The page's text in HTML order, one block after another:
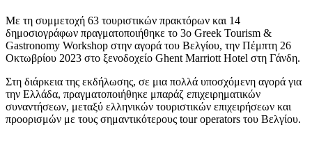
Με τη συμμετοχή 63 τουριστικών πρακτόρων και 14
δημοσιογράφων πραγματοποιήθηκε το 3ο Greek Tourism &
Gastronomy Workshop στην αγορά του Βελγίου, την Πέμπτη 26
Οκτωβρίου 2023 στο ξενοδοχείο Ghent Marriott Hotel στη Γάνδη.
Στη διάρκεια της εκδήλωσης, σε μια πολλά υποσχόμενη αγορά για
την Ελλάδα, πραγματοποιήθηκε μπαράζ επιχειρηματικών
συναντήσεων, μεταξύ ελληνικών τουριστικών επιχειρήσεων και
προορισμών με τους σημαντικότερους tour operators του Βελγίου.